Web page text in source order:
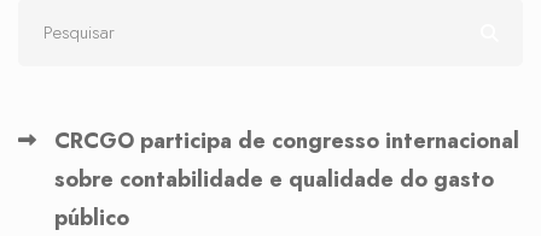
CRCGO participa de congresso internacional
sobre contabilidade e qualidade do gasto
público